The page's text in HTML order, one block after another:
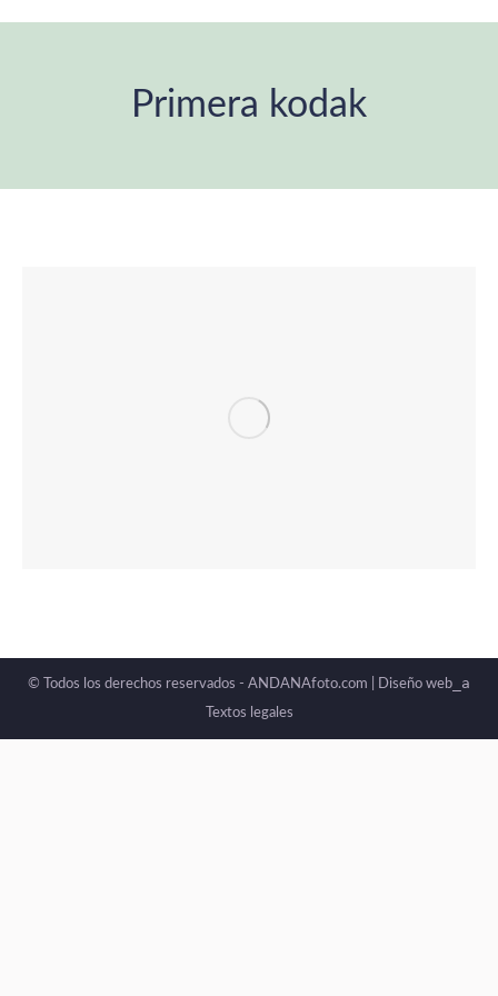
Primera kodak
© Todos los derechos reservados - ANDANAfoto.com | Diseño web _a
Textos legales